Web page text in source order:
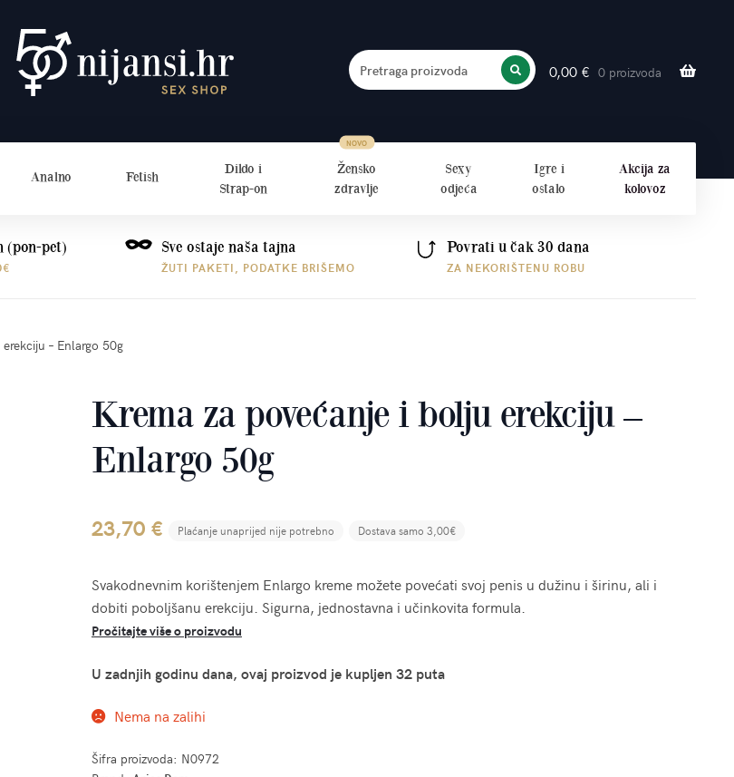
0,00 € 0 proizvoda
Pretraga proizvoda
PRETRAŽITE
Analno Fetish
Dildo i
Strap-on
Žensko
zdravlje
Sexy
odjeća
Igre i
ostalo
Akcija za
kolovoz
(pon-pet) Sve ostaje naša tajna
ŽUTI PAKETI, PODATKE BRIŠEMO
Povrati u čak 30 dana
ZA NEKORIŠTENU ROBU
– Enlargo 50g
Krema za povećanje i bolju erekciju –
Enlargo 50g
23,70 € Plaćanje unaprijed nije potrebno Dostava samo 3,00€
Svakodnevnim korištenjem Enlargo kreme možete povećati svoj penis u dužinu i širinu, ali i
dobiti poboljšanu erekciju. Sigurna, jednostavna i učinkovita formula.
Pročitajte više o proizvodu
U zadnjih godinu dana, ovaj proizvod je kupljen 32 puta
Nema na zalihi
Šifra proizvoda: N0972